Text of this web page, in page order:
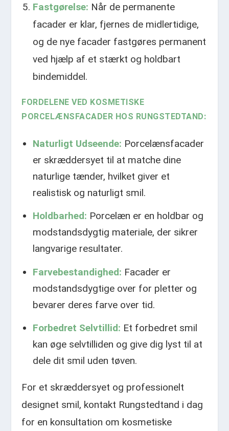
Fastgørelse: Når de permanente
facader er klar, fjernes de midlertidige,
og de nye facader fastgøres permanent
ved hjælp af et stærkt og holdbart
bindemiddel.
FORDELENE VED KOSMETISKE
PORCELÆNSFACADER HOS RUNGSTEDTAND:
Naturligt Udseende: Porcelænsfacader
er skræddersyet til at matche dine
naturlige tænder, hvilket giver et
realistisk og naturligt smil.
Holdbarhed: Porcelæn er en holdbar og
modstandsdygtig materiale, der sikrer
langvarige resultater.
Farvebestandighed: Facader er
modstandsdygtige over for pletter og
bevarer deres farve over tid.
Forbedret Selvtillid: Et forbedret smil
kan øge selvtilliden og give dig lyst til at
dele dit smil uden tøven.
For et skræddersyet og professionelt
designet smil, kontakt Rungstedtand i dag
for en konsultation om kosmetiske